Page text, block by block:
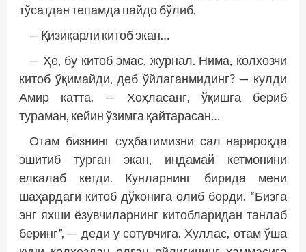
тўсатдан тепамда пайдо бўлиб.
— Қизиқарли китоб экан…
— Ҳе, бу китоб эмас, журнал. Нима, колхозчи
китоб ўқимайди, деб ўйлаганмидинг? — кулди
Амир катта. — Хоҳласанг, ўқишга бериб
тураман, кейин ўзимга қайтарасан…
Отам бизнинг суҳбатимизни сал нарироқда
эшитиб турган экан, индамай кетмонини
елкалаб кетди. Кунларнинг бирида мени
шаҳардаги китоб дўконига олиб борди. “Бизга
энг яхши ёзувчиларнинг китобларидан танлаб
беринг”, — деди у сотувчига. Хуллас, отам ўша